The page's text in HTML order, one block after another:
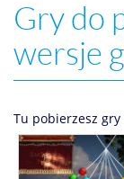
Gry do
wersje
Tu pobierzesz